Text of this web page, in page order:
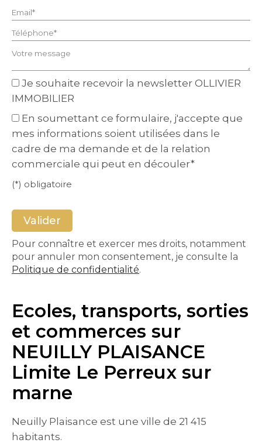
Email* :
Téléphone* :
Votre message :
Je souhaite recevoir la newsletter OLLIVIER
IMMOBILIER
En soumettant ce formulaire, j'accepte que
mes informations soient utilisées dans le
cadre de ma demande et de la relation
commerciale qui peut en découler*
(*) obligatoire
Pour connaître et exercer mes droits, notamment
pour annuler mon consentement, je consulte la
Politique de confidentialité.
Ecoles, transports, sorties
et commerces sur
NEUILLY PLAISANCE
Limite Le Perreux sur
marne
Neuilly Plaisance est une ville de 21 415
habitants.